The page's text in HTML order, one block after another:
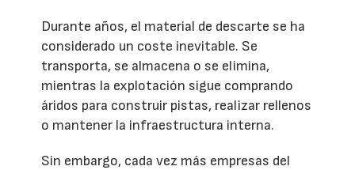
Durante años, el material de descarte se ha
considerado un coste inevitable. Se
transporta, se almacena o se elimina,
mientras la explotación sigue comprando
áridos para construir pistas, realizar rellenos
o mantener la infraestructura interna.
Sin embargo, cada vez más empresas del